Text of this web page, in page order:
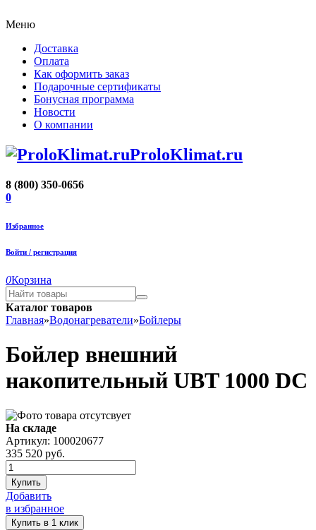
Меню
Доставка
Оплата
Как оформить заказ
Подарочные сертификаты
Бонусная программа
Новости
О компании
ProloKlimat.ru
8 (800) 350-0656
0
Избранное
Войти / регистрация
0Корзина
Каталог товаров
Главная»Водонагреватели»Бойлеры
Бойлер внешний
накопительный UBT 1000 DC
На складе
Артикул: 100020677
335 520 руб.
Купить
Добавить
в избранное